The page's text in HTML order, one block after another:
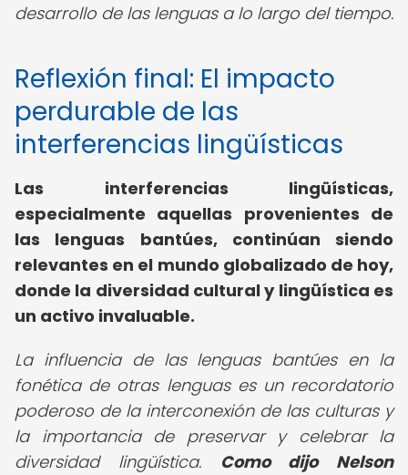
desarrollo de las lenguas a lo largo del tiempo.
Reflexión final: El impacto
perdurable de las
interferencias lingüísticas
Las interferencias lingüísticas,
especialmente aquellas provenientes de
las lenguas bantúes, continúan siendo
relevantes en el mundo globalizado de hoy,
donde la diversidad cultural y lingüística es
un activo invaluable.
La influencia de las lenguas bantúes en la
fonética de otras lenguas es un recordatorio
poderoso de la interconexión de las culturas y
la importancia de preservar y celebrar la
diversidad lingüística. Como dijo Nelson